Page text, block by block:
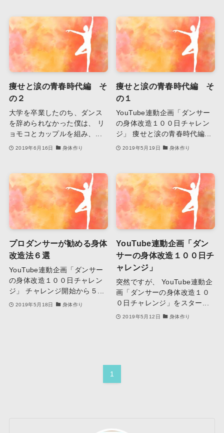
痩せと涙の青春時代編 そ
の２
大学を卒業したのち、ダンス
を辞められなかった僕は、 リ
ョモコとカップルを組み、...
2019年6月16日 身体作り
痩せと涙の青春時代編 そ
の１
YouTube連動企画「ダンサー
の身体改造１００日チャレン
ジ」 痩せと涙の青春時代編...
2019年5月19日 身体作り
プロダンサーが勧める身体
改造法６選
YouTube連動企画「ダンサー
の身体改造１００日チャレン
ジ」 チャレンジ開始から５...
2019年5月18日 身体作り
YouTube連動企画「ダン
サーの身体改造１００日チ
ャレンジ」
突然ですが、 YouTube連動企
画「ダンサーの身体改造１０
０日チャレンジ」をスター...
2019年5月12日 身体作り
1